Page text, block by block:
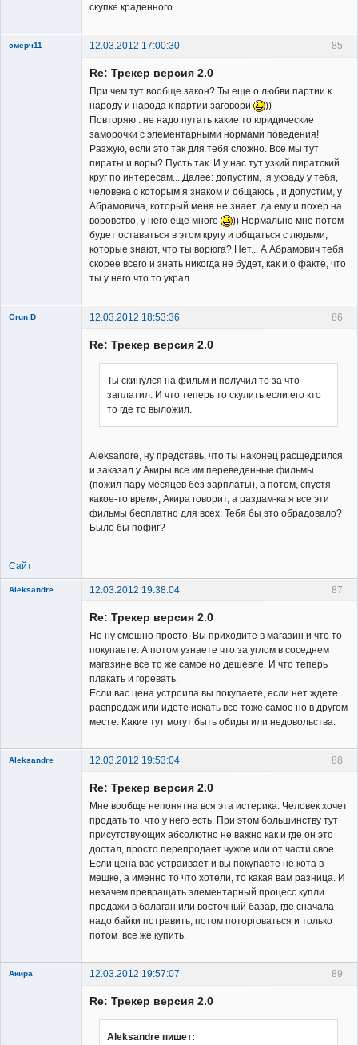
скупке краденного.
85
смерч11
12.03.2012 17:00:30
Re: Трекер версия 2.0
При чем тут вообще закон? Ты еще о любви партии к
народу и народа к партии заговори
))
Повторяю : не надо путать какие то юридические
заморочки с элементарными нормами поведения!
Разжую, если это так для тебя сложно. Все мы тут
пираты и воры? Пусть так. И у нас тут узкий пиратский
круг по интересам... Далее: допустим, я украду у тебя,
человека с которым я знаком и общаюсь , и допустим, у
Абрамовича, который меня не знает, да ему и похер на
воровство, у него еще много
)) Нормально мне потом
будет оставаться в этом кругу и общаться с людьми,
которые знают, что ты ворюга? Нет... А Абрамович тебя
скорее всего и знать никогда не будет, как и о факте, что
ты у него что то украл
86
Grun D 12.03.2012 18:53:36
Re: Трекер версия 2.0
Ты скинулся на фильм и получил то за что
заплатил. И что теперь то скулить если его кто
то где то выложил.
Aleksandre, ну представь, что ты наконец расщедрился
и заказал у Акиры все им переведенные фильмы
(пожил пару месяцев без зарплаты), а потом, спустя
какое-то время, Акира говорит, а раздам-ка я все эти
фильмы бесплатно для всех. Тебя бы это обрадовало?
Было бы пофиг?
Сайт
87
Aleksandre
12.03.2012 19:38:04
Re: Трекер версия 2.0
Не ну смешно просто. Вы приходите в магазин и что то
покупаете. А потом узнаете что за углом в соседнем
магазине все то же самое но дешевле. И что теперь
плакать и горевать.
Если вас цена устроила вы покупаете, если нет ждете
распродаж или идете искать все тоже самое но в другом
месте. Какие тут могут быть обиды или недовольства.
88
Aleksandre
12.03.2012 19:53:04
Re: Трекер версия 2.0
Мне вообще непонятна вся эта истерика. Человек хочет
продать то, что у него есть. При этом большинству тут
присутствующих абсолютно не важно как и где он это
достал, просто перепродает чужое или от части свое.
Если цена вас устраивает и вы покупаете не кота в
мешке, а именно то что хотели, то какая вам разница. И
незачем превращать элементарный процесс купли
продажи в балаган или восточный базар, где сначала
надо байки потравить, потом поторговаться и только
потом все же купить.
89
Акира 12.03.2012 19:57:07
Re: Трекер версия 2.0
Aleksandre пишет: